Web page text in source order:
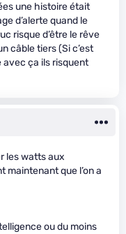
une histoire était
d’alerte quand le
risque d’être le rêve
câble tiers (Si c’est
avec ça ils risquent
les watts aux
maintenant que l’on a
ou du moins